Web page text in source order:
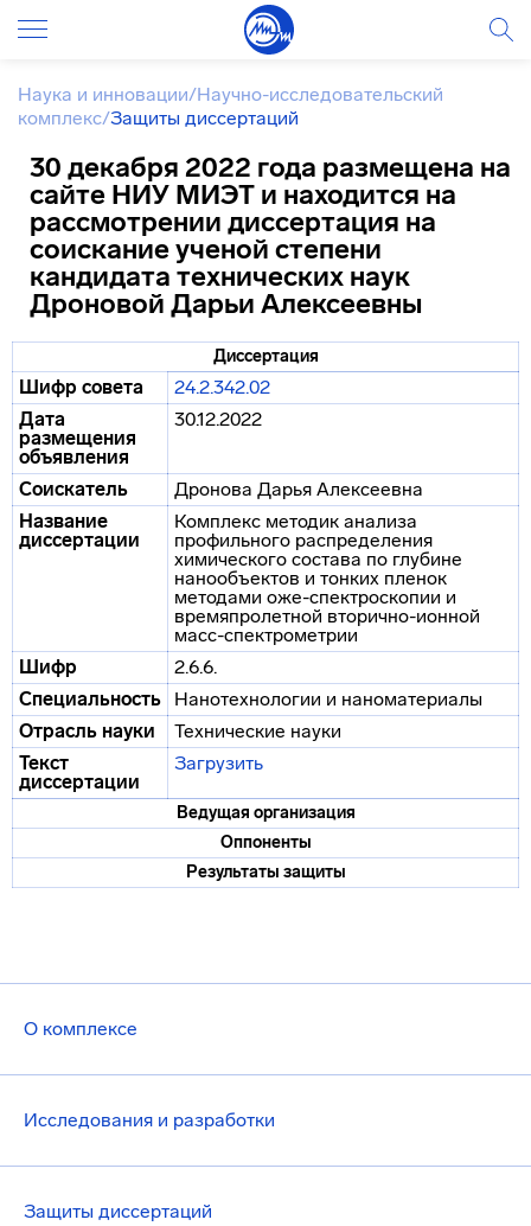
О комплексе
Исследования и разработки
Защиты диссертаций
Наука и инновации/Научно-исследовательский
комплекс/Защиты диссертаций
30 декабря 2022 года размещена на
сайте НИУ МИЭТ и находится на
рассмотрении диссертация на
соискание ученой степени
кандидата технических наук
Дроновой Дарьи Алексеевны
Диссертация
Шифр совета
24.2.342.02
Дата
размещения
объявления
30.12.2022
Соискатель
Дронова Дарья Алексеевна
Название
диссертации
Комплекс методик анализа
профильного распределения
химического состава по глубине
нанообъектов и тонких пленок
методами оже-спектроскопии и
времяпролетной вторично-ионной
масс-спектрометрии
Шифр
2.6.6.
Специальность
Нанотехнологии и наноматериалы
Отрасль науки
Технические науки
Текст
диссертации
Загрузить
Ведущая организация
Оппоненты
Результаты защиты